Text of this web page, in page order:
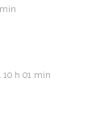
h 01 min